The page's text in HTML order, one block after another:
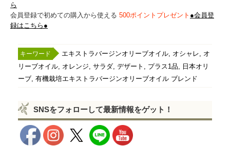
ら
会員登録で初めての購入から使える 500ポイントプレゼント ●会員登
録はこちら●
エキストラバージンオリーブオイル オシャレ
オ
リーブオイル オレンジ サラダ デザート プラス1品
日本オリ
ーブ 有機栽培エキストラバージンオリーブオイル ブレンド
SNSをフォローして最新情報をゲット！